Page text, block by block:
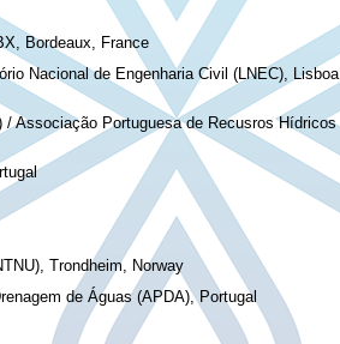
Bordeaux, France
Nacional de Engenharia Civil (LNEC), Lisboa,
/ Associação Portuguesa de Recusros Hídricos
Trondheim, Norway
de Águas (APDA), Portugal